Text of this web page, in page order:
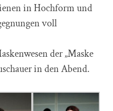
in Hochform und
voll
der „Maske
in den Abend.